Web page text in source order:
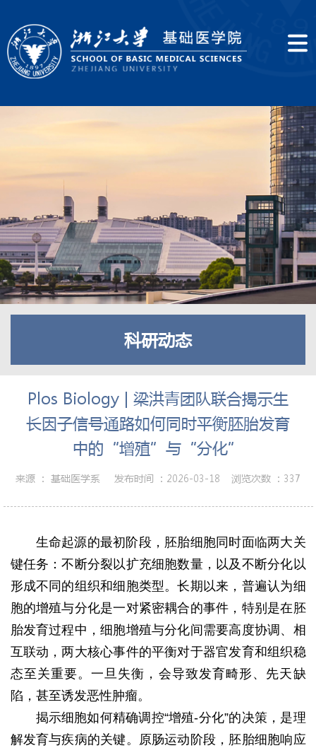
科研动态
Plos Biology | 梁洪青团队联合揭示生
长因子信号通路如何同时平衡胚胎发育
中的“增殖”与“分化”
来源 ： 基础医学系 发布时间 ： 2026-03-18 浏览次数 ： 337
生命起源的最初阶段，胚胎细胞同时面临两大关
键任务：不断分裂以扩充细胞数量，以及不断分化以
形成不同的组织和细胞类型。长期以来，普遍认为细
胞的增殖与分化是一对紧密耦合的事件，特别是在胚
胎发育过程中，细胞增殖与分化间需要高度协调、相
互联动，两大核心事件的平衡对于器官发育和组织稳
态至关重要。一旦失衡，会导致发育畸形、先天缺
陷，甚至诱发恶性肿瘤。
揭示细胞如何精确调控“增殖-分化”的决策，是理
解发育与疾病的关键。原肠运动阶段，胚胎细胞响应